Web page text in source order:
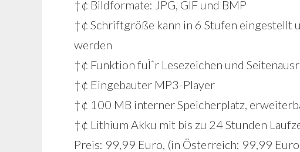
†¢ Bildformate: JPG, GIF und BMP
†¢ Schriftgröße kann in 6 Stufen eingestellt
werden
†¢ Funktion fuÌˆr Lesezeichen und
†¢ Eingebauter MP3-Player
†¢ 100 MB interner Speicherplatz,
†¢ Lithium Akku mit bis zu 24 Stunden
Preis: 99,99 Euro, (in Österreich: 99,99